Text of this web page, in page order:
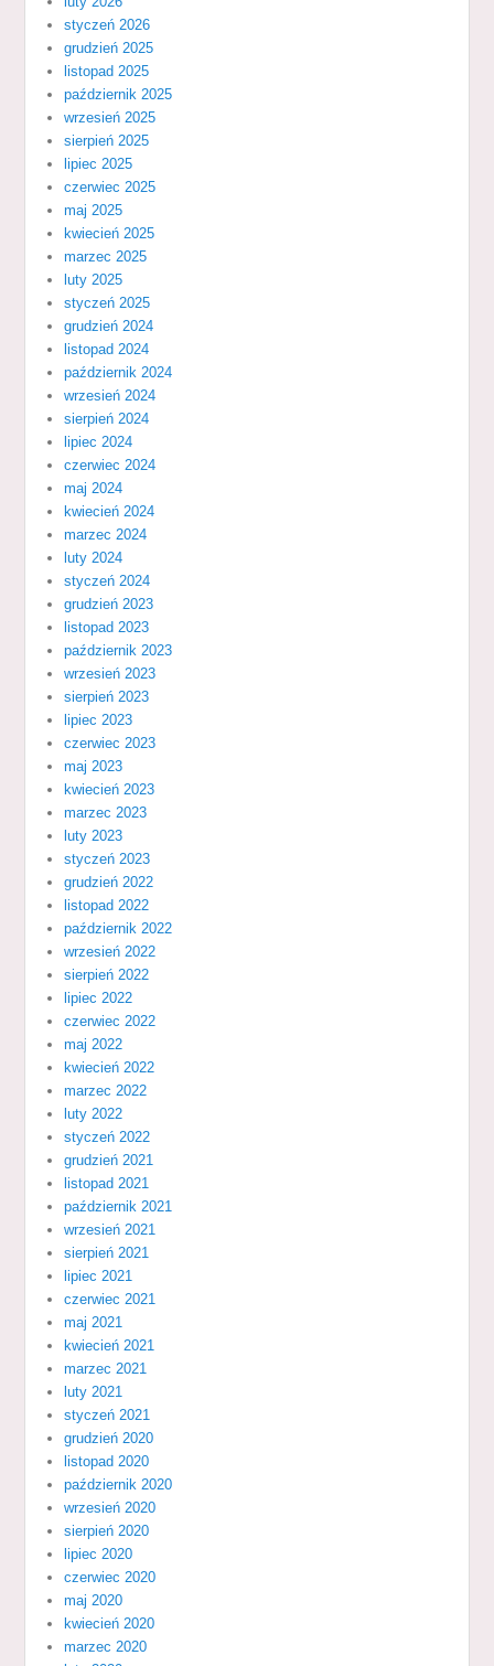
styczeń 2026
grudzień 2025
listopad 2025
październik 2025
wrzesień 2025
sierpień 2025
lipiec 2025
czerwiec 2025
maj 2025
kwiecień 2025
marzec 2025
luty 2025
styczeń 2025
grudzień 2024
listopad 2024
październik 2024
wrzesień 2024
sierpień 2024
lipiec 2024
czerwiec 2024
maj 2024
kwiecień 2024
marzec 2024
luty 2024
styczeń 2024
grudzień 2023
listopad 2023
październik 2023
wrzesień 2023
sierpień 2023
lipiec 2023
czerwiec 2023
maj 2023
kwiecień 2023
marzec 2023
luty 2023
styczeń 2023
grudzień 2022
listopad 2022
październik 2022
wrzesień 2022
sierpień 2022
lipiec 2022
czerwiec 2022
maj 2022
kwiecień 2022
marzec 2022
luty 2022
styczeń 2022
grudzień 2021
listopad 2021
październik 2021
wrzesień 2021
sierpień 2021
lipiec 2021
czerwiec 2021
maj 2021
kwiecień 2021
marzec 2021
luty 2021
styczeń 2021
grudzień 2020
listopad 2020
październik 2020
wrzesień 2020
sierpień 2020
lipiec 2020
czerwiec 2020
maj 2020
kwiecień 2020
marzec 2020